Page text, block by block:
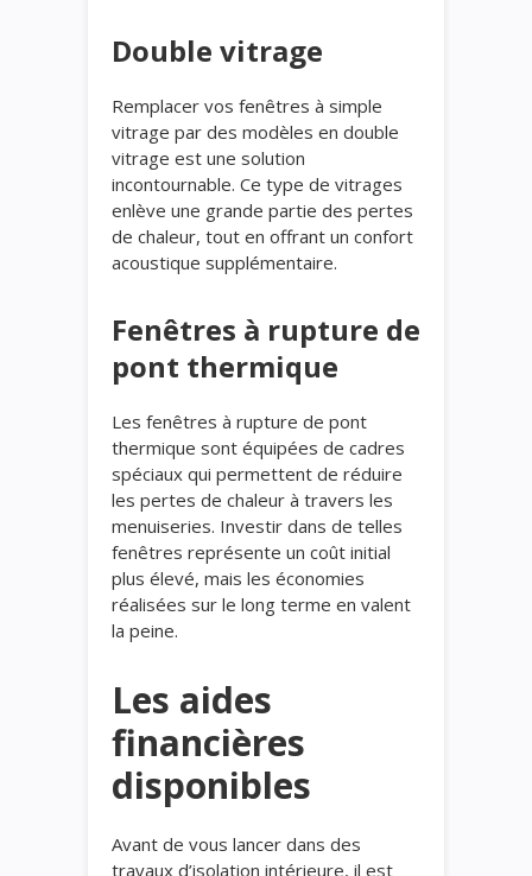
Double vitrage
Remplacer vos fenêtres à simple
vitrage par des modèles en double
vitrage est une solution
incontournable. Ce type de vitrages
enlève une grande partie des pertes
de chaleur, tout en offrant un confort
acoustique supplémentaire.
Fenêtres à rupture de
pont thermique
Les fenêtres à rupture de pont
thermique sont équipées de cadres
spéciaux qui permettent de réduire
les pertes de chaleur à travers les
menuiseries. Investir dans de telles
fenêtres représente un coût initial
plus élevé, mais les économies
réalisées sur le long terme en valent
la peine.
Les aides
financières
disponibles
Avant de vous lancer dans des
travaux d’isolation intérieure, il est